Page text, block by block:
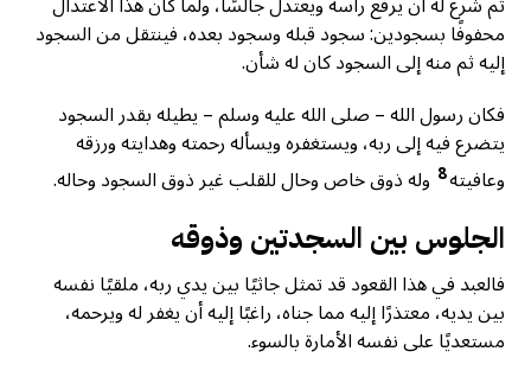
محفوفًا بسجودين: سجود قبله وسجود بعده، فينتقل من السجود
إليه ثم منه إلى السجود كان له شأن.
فكان رسول الله – صلى الله عليه وسلم – يطيله بقدر السجود
يتضرع فيه إلى ربه، ويستغفره ويسأله رحمته وهدايته ورزقه
وعافيته8 وله ذوق خاص وحال للقلب غير ذوق السجود وحاله.
الجلوس بين السجدتين وذوقه
فالعبد في هذا القعود قد تمثل جاثيًا بين يدي ربه، ملقيًا نفسه
بين يديه، معتذرًا إليه مما جناه، راغبًا إليه أن يغفر له ويرحمه،
مستعديًا على نفسه الأمارة بالسوء.